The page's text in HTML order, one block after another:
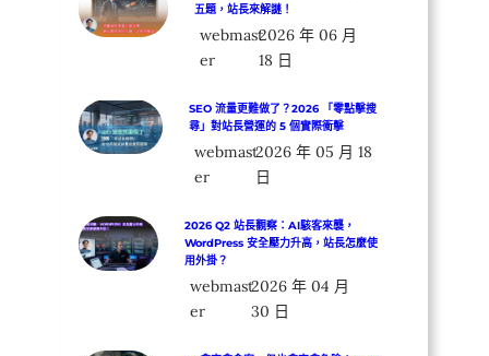
五題，站長來解謎！
webmast
er
2026 年 06 月
18 日
SEO 流量更難做了？2026 「零點擊搜
尋」對站長營運的 5 個實際衝擊
webmast
er
2026 年 05 月 18
日
2026 Q2 站長觀察：AI駭客來襲，
WordPress 安全壓力升高，站長怎麼使
用外掛？
webmast
er
2026 年 04 月
30 日